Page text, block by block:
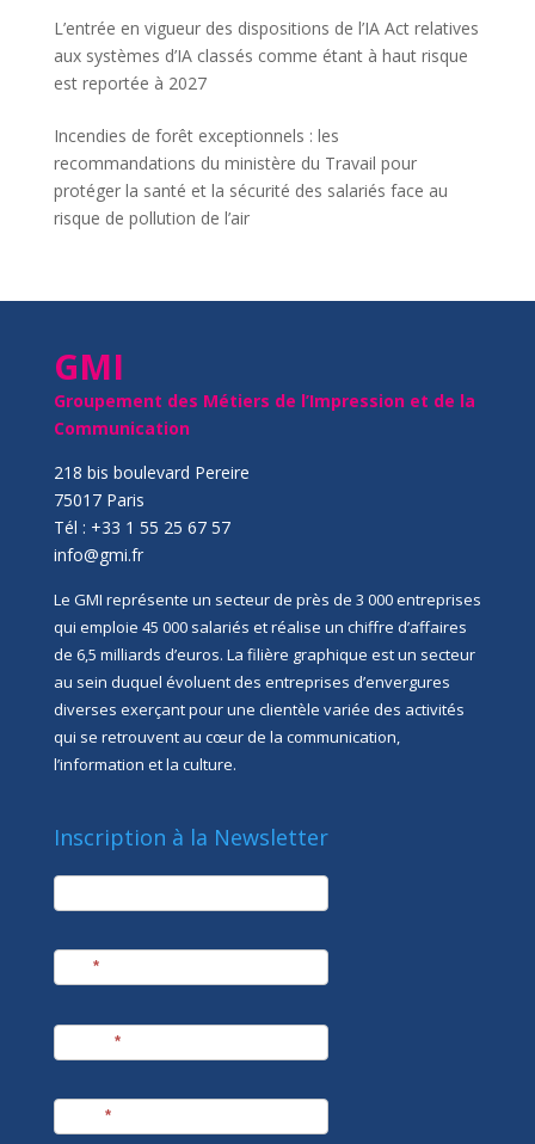
L’entrée en vigueur des dispositions de l’IA Act relatives
aux systèmes d’IA classés comme étant à haut risque
est reportée à 2027
Incendies de forêt exceptionnels : les
recommandations du ministère du Travail pour
protéger la santé et la sécurité des salariés face au
risque de pollution de l’air
GMI
Groupement des Métiers de l’Impression et de la
Communication
218 bis boulevard Pereire
75017 Paris
Tél : +33 1 55 25 67 57
info@gmi.fr
Le GMI représente un secteur de près de 3 000 entreprises
qui emploie 45 000 salariés et réalise un chiffre d’affaires
de 6,5 milliards d’euros. La filière graphique est un secteur
au sein duquel évoluent des entreprises d’envergures
diverses exerçant pour une clientèle variée des activités
qui se retrouvent au cœur de la communication,
l’information et la culture.
Inscription à la Newsletter
newsletter
*
*
*